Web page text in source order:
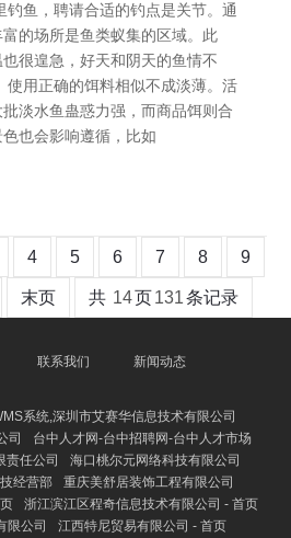
钓鱼，聘请合适的钓点是关节。通
的场所是鱼类蚁集的区域。此
很遑急，好天和阴天的鱼情不
使用正确的饵料相似不成淡薄。活
淡水鱼蛊惑力强，而商品饵则合
也会影响遵循，比如
4 5 6 7 8 9
末页 共 14页131条记录
联系我们 新闻动态
系统,深圳市艾赛华信息技术有限公司
司
台中人才网-台中招聘网-台中人才市场
责任公司
海口桃尔元网络科技有限公司
经营部
重庆美舒居装饰工程有限公司
浙江滨江区程奇信息技术有限公司 - 首页
限公司
江西特尼贸易有限公司 - 首页